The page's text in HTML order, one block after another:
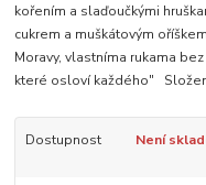
kořením a slaďoučkými
cukrem a muškátovým
Moravy, vlastníma rukama
které osloví každého"
Dostupnost Není